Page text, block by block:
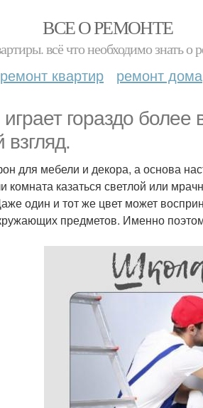
ВСЕ О РЕМОНТЕ
всё что необходимо знать
ремонт квартир ремонт дома
играет гораздо
для мебели и декора, а основа
комната казаться светлой или
один и тот же цвет может
предметов. Именно